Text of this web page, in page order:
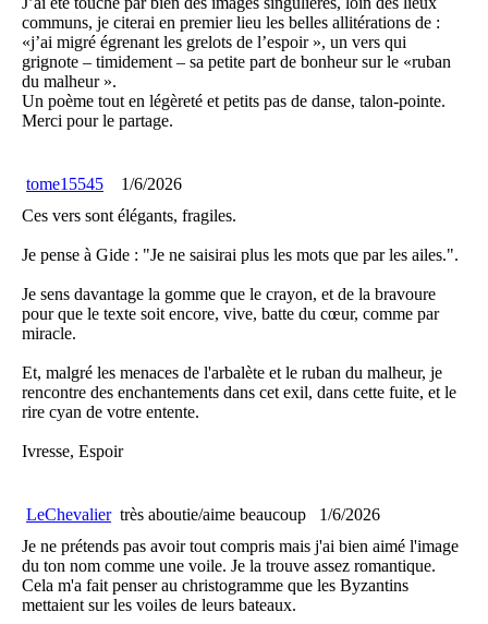
communs, je citerai en premier lieu les belles allitérations de :
«j’ai migré égrenant les grelots de l’espoir », un vers qui
grignote – timidement – sa petite part de bonheur sur le «ruban
du malheur ».
Un poème tout en légèreté et petits pas de danse, talon-pointe.
Merci pour le partage.
tome15545
1/6/2026
Ces vers sont élégants, fragiles.
Je pense à Gide : "Je ne saisirai plus les mots que par les ailes.".
Je sens davantage la gomme que le crayon, et de la bravoure
pour que le texte soit encore, vive, batte du cœur, comme par
miracle.
Et, malgré les menaces de l'arbalète et le ruban du malheur, je
rencontre des enchantements dans cet exil, dans cette fuite, et le
rire cyan de votre entente.
Ivresse, Espoir
LeChevalier très aboutie/aime beaucoup
1/6/2026
Je ne prétends pas avoir tout compris mais j'ai bien aimé l'image
du ton nom comme une voile. Je la trouve assez romantique.
Cela m'a fait penser au christogramme que les Byzantins
mettaient sur les voiles de leurs bateaux.